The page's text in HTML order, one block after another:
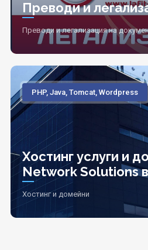
Преводи и
Преводи и легализация на
PHP, Java, Tomcat, Wordpress
Хостинг услуги и
Network Solutions
Хостинг и домейни